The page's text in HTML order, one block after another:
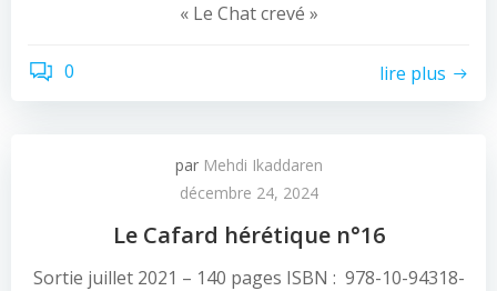
« Le Chat crevé »
0 lire plus
par Mehdi Ikaddaren
décembre 24, 2024
Le Cafard hérétique n°16
Sortie juillet 2021 – 140 pages ISBN : 978-10-94318-